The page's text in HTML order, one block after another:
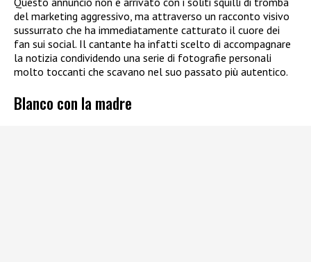
del marketing aggressivo, ma attraverso un racconto visivo
sussurrato che ha immediatamente catturato il cuore dei
fan sui social. Il cantante ha infatti scelto di accompagnare
la notizia condividendo una serie di fotografie personali
molto toccanti che scavano nel suo passato più autentico.
Blanco con la madre